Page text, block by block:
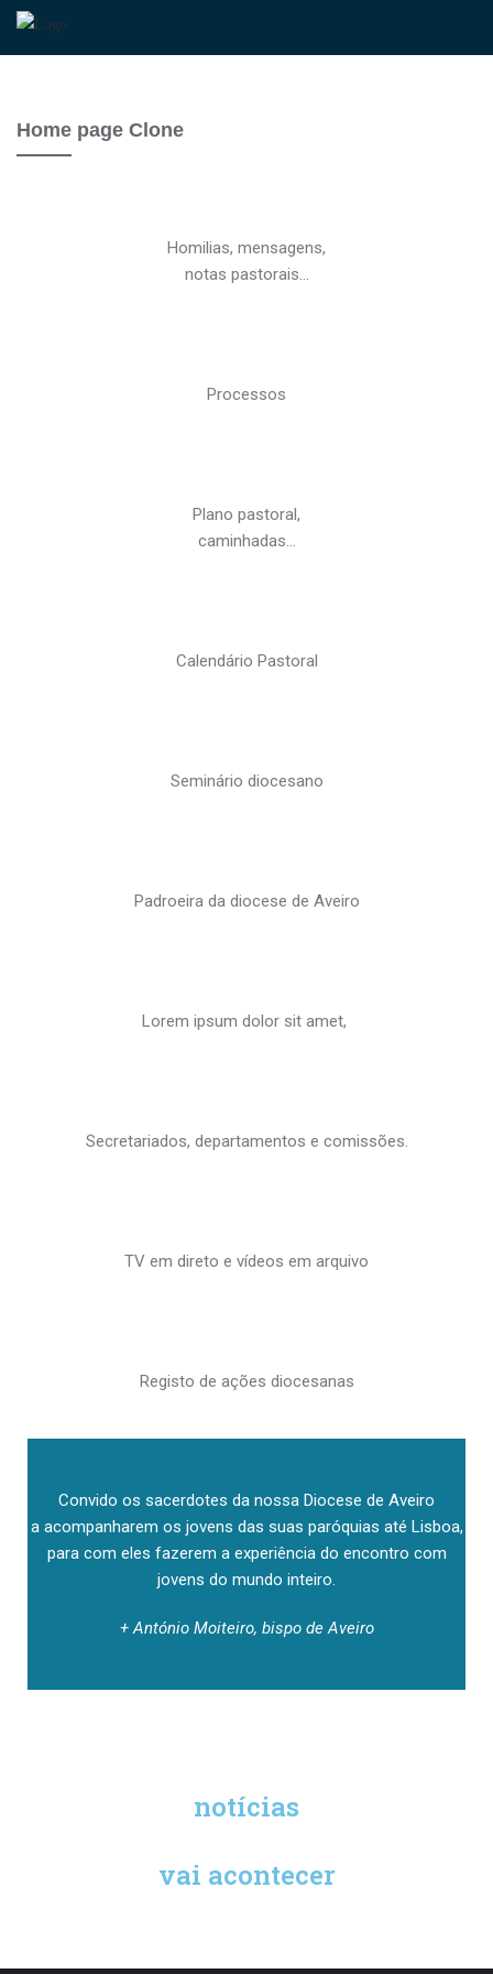
Home page Clone
Homilias, mensagens,
notas pastorais…
Processos
Plano pastoral,
caminhadas…
Calendário Pastoral
Seminário diocesano
Padroeira da diocese de Aveiro
Lorem ipsum dolor sit amet,
Secretariados, departamentos e comissões.
TV em direto e vídeos em arquivo
Registo de ações diocesanas
Convido os sacerdotes da nossa Diocese de Aveiro
a acompanharem os jovens das suas paróquias até Lisboa,
para com eles fazerem a experiência do encontro com
jovens do mundo inteiro.
+ António Moiteiro, bispo de Aveiro
notícias
vai acontecer